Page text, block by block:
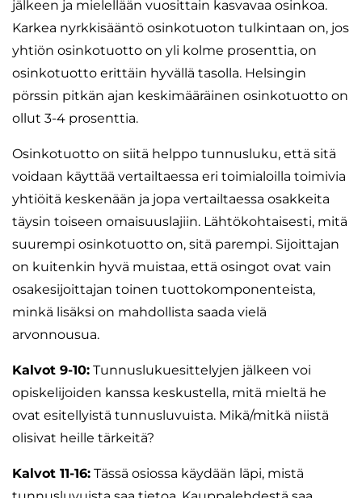
jälkeen ja mielellään vuosittain kasvavaa osinkoa.
Karkea nyrkkisääntö osinkotuoton tulkintaan on, jos
yhtiön osinkotuotto on yli kolme prosenttia, on
osinkotuotto erittäin hyvällä tasolla. Helsingin
pörssin pitkän ajan keskimääräinen osinkotuotto on
ollut 3-4 prosenttia.
Osinkotuotto on siitä helppo tunnusluku, että sitä
voidaan käyttää vertailtaessa eri toimialoilla toimivia
yhtiöitä keskenään ja jopa vertailtaessa osakkeita
täysin toiseen omaisuuslajiin. Lähtökohtaisesti, mitä
suurempi osinkotuotto on, sitä parempi. Sijoittajan
on kuitenkin hyvä muistaa, että osingot ovat vain
osakesijoittajan toinen tuottokomponenteista,
minkä lisäksi on mahdollista saada vielä
arvonnousua.
Kalvot 9-10: Tunnuslukuesittelyjen jälkeen voi
opiskelijoiden kanssa keskustella, mitä mieltä he
ovat esitellyistä tunnusluvuista. Mikä/mitkä niistä
olisivat heille tärkeitä?
Kalvot 11-16: Tässä osiossa käydään läpi, mistä